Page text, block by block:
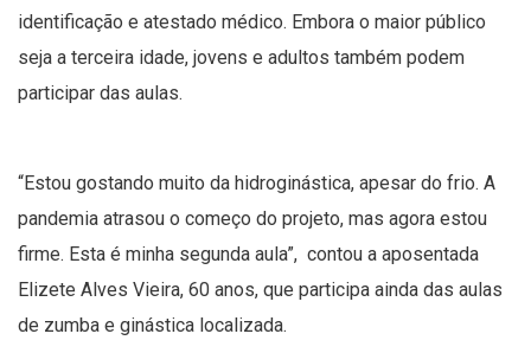
identificação e atestado médico. Embora o maior público
seja a terceira idade, jovens e adultos também podem
participar das aulas.
“Estou gostando muito da hidroginástica, apesar do frio. A
pandemia atrasou o começo do projeto, mas agora estou
firme. Esta é minha segunda aula”, contou a aposentada
Elizete Alves Vieira, 60 anos, que participa ainda das aulas
de zumba e ginástica localizada.